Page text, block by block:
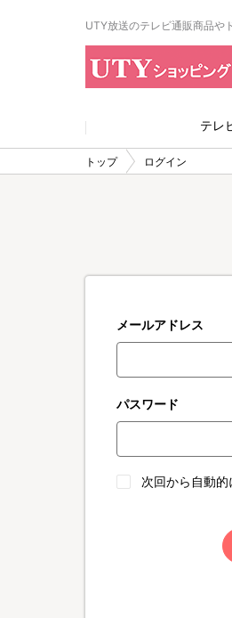
UTY放送のテレビ通販商品や
テレ
トップ ログイン
メールアドレス
パスワード
次回から自動